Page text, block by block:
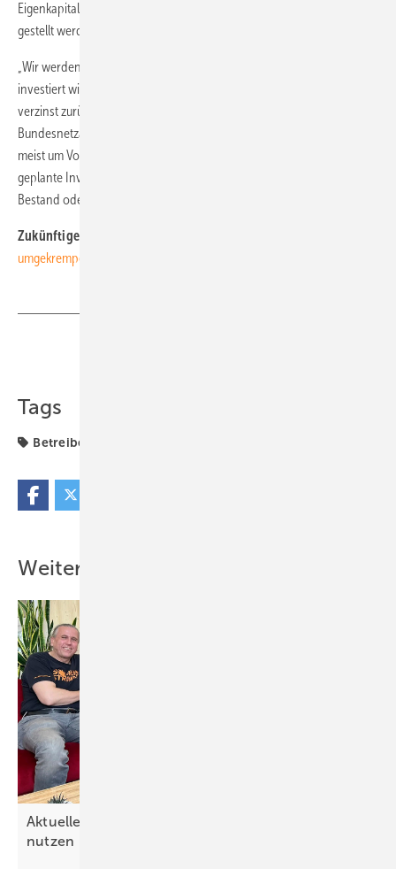
Eigenkapitals, die den Verbrauchern über Netzentgelte in Rechnung
gestellt werden.
„Wir werden darauf achten, dass dieses Geld der Netznutzer nun auch
investiert wird. Nicht genutzte Mittel wird die Bundesnetzagentur
verzinst zurückfordern“, mahnt Jochen Homann, Präsident der
Bundesnetzagentur. Beim Kapitalkostenaufschlag handelt es sich
meist um Vorfinanzierungen. So können Netzbetreiber schon
geplante Investitionen einpreisen. Die Investitionen fließen in den
Bestand oder die Erweiterung des Netzes. (N. Petersen)
Zukünftige Stromnetze 2019:
umgekrempelt
Tags
Betreiber
Weitere Inhalte
Aktuelles Video: Solarstrom für die Wärme
nutzen